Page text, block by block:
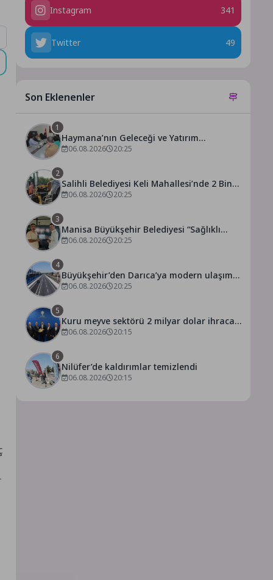
Instagram 341
Twitter 49
Son Eklenenler
1
Haymana’nın Geleceği ve Yatırım
Potansiyeli Masaya Yatırıldı
06.08.2026 20:25
2
Salihli Belediyesi Keli Mahallesi’nde 2 Bin
250 Ton Sıcak Asfalt Çalışmasını
06.08.2026 20:25
3
Manisa Büyükşehir Belediyesi “Sağlıklı
İşyeri” Sertifikasını Aldı
06.08.2026 20:25
4
Büyükşehir’den Darıca’ya modern ulaşım
yatırımı
06.08.2026 20:25
5
Kuru meyve sektörü 2 milyar dolar ihracat
hedefi için Ankara’dan destek istedi
06.08.2026 20:15
6
Nilüfer’de kaldırımlar temizlendi
06.08.2026 20:15